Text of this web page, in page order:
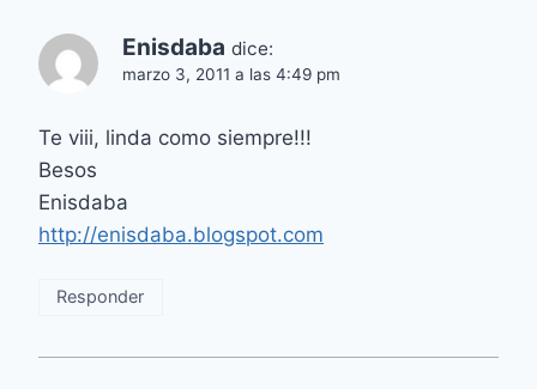
Enisdaba dice:
marzo 3, 2011 a las 4:49 pm
Te viii, linda como siempre!!!
Besos
Enisdaba
http://enisdaba.blogspot.com
Responder